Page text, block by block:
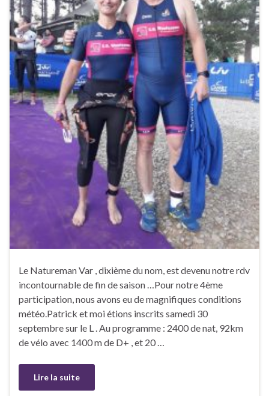
Le Natureman Var , dixième du nom, est devenu notre rdv
incontournable de fin de saison …Pour notre 4ème
participation, nous avons eu de magnifiques conditions
météo.Patrick et moi étions inscrits samedi 30
septembre sur le L . Au programme : 2400 de nat, 92km
de vélo avec 1400 m de D+ , et 20 …
Lire la suite